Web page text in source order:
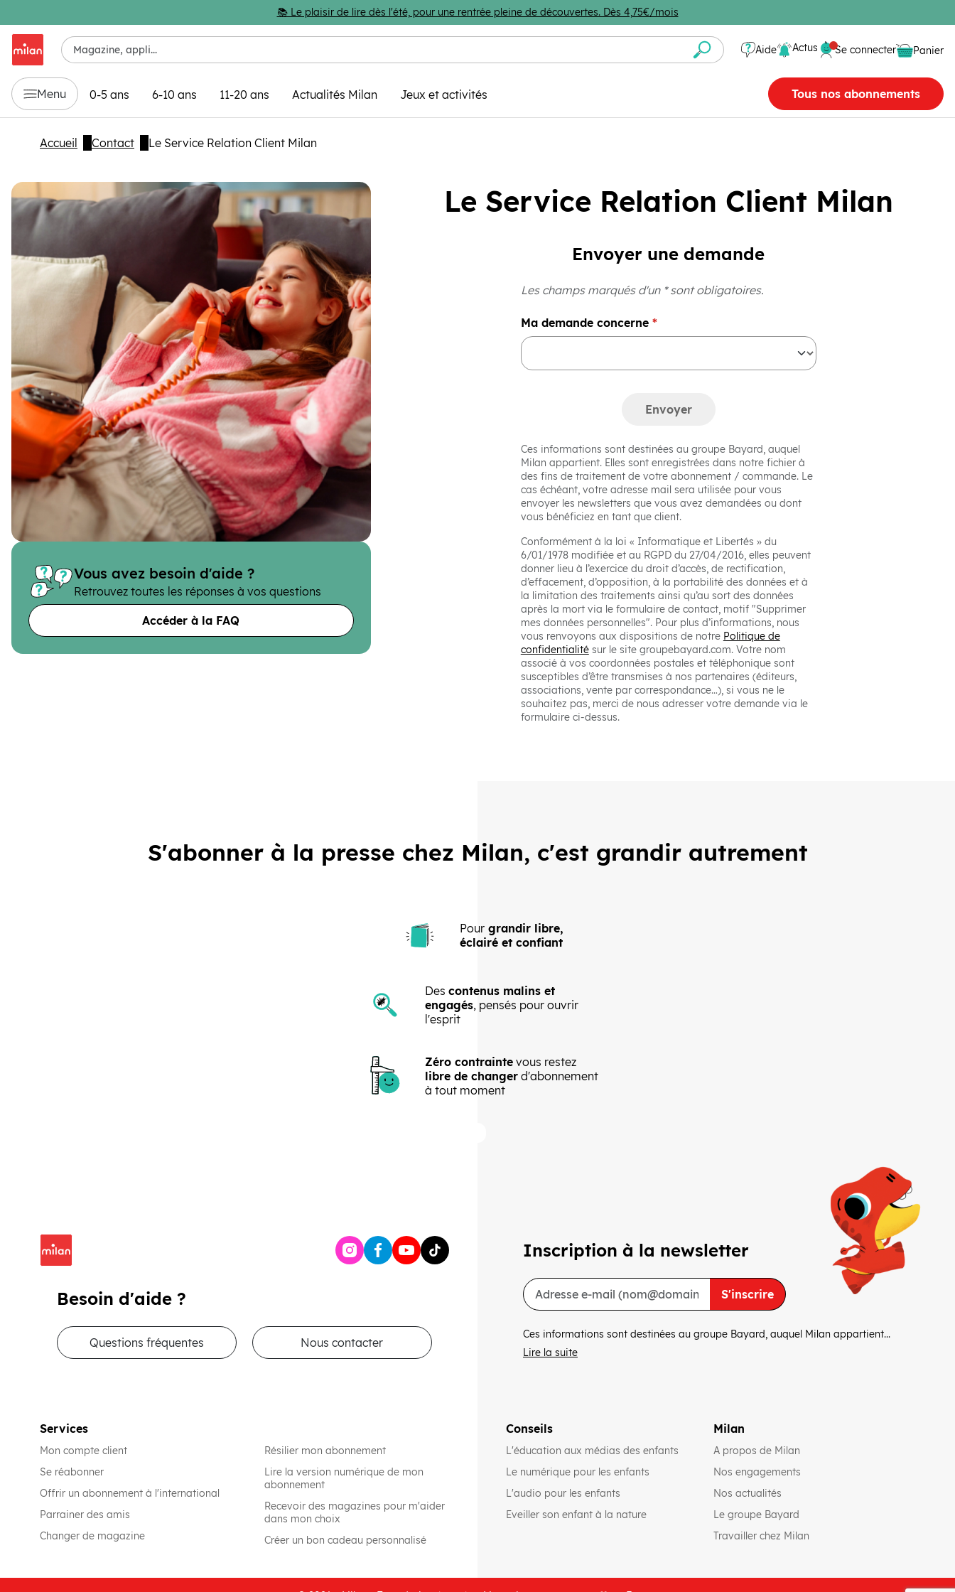
📚 Le plaisir de lire dès l'été, pour une rentrée pleine de découvertes. Dès 4,75€/mois
Aide Actus Se connecter
Se connecter Panier
Menu 0-5 ans 6-10 ans 11-20 ans Actualités Milan Jeux et activités Tous nos abonnements
Accueil Contact Le Service Relation Client Milan
Vous avez besoin d'aide ?
Retrouvez toutes les réponses à vos questions
Accéder à la FAQ
Le Service Relation Client Milan
Envoyer une demande
Les champs marqués d'un * sont obligatoires.
Ma demande concerne *obligatoire
Envoyer
Ces informations sont destinées au groupe Bayard, auquel
Milan appartient. Elles sont enregistrées dans notre fichier à
des fins de traitement de votre abonnement / commande. Le
cas échéant, votre adresse mail sera utilisée pour vous
envoyer les newsletters que vous avez demandées ou dont
vous bénéficiez en tant que client.
Conformément à la loi « Informatique et Libertés » du
6/01/1978 modifiée et au RGPD du 27/04/2016, elles peuvent
donner lieu à l’exercice du droit d’accès, de rectification,
d’effacement, d’opposition, à la portabilité des données et à
la limitation des traitements ainsi qu’au sort des données
après la mort via le formulaire de contact, motif "Supprimer
mes données personnelles". Pour plus d’informations, nous
vous renvoyons aux dispositions de notre Politique de
confidentialitésur le site groupebayard.com. Votre nom
associé à vos coordonnées postales et téléphonique sont
susceptibles d’être transmises à nos partenaires (éditeurs,
associations, vente par correspondance…), si vous ne le
souhaitez pas, merci de nous adresser votre demande via le
formulaire ci-dessus.
S'abonner à la presse chez Milan, c'est grandir autrement
Pour grandir libre,
éclairé et confiant
Des contenus malins et
engagés, pensés pour ouvrir
l'esprit
Zéro contrainte vous restez
libre de changer d'abonnement
à tout moment
Besoin d'aide ?
Questions fréquentes Nous contacter
Inscription à la newsletter
S'inscrire
Ces informations sont destinées au groupe Bayard, auquel Milan appartient...
Lire la suite
Services
Mon compte client
Se réabonner
Offrir un abonnement à l'international
Parrainer des amis
Changer de magazine
Résilier mon abonnement
Lire la version numérique de mon
abonnement
Recevoir des magazines pour m'aider
dans mon choix
Créer un bon cadeau personnalisé
Conseils
L'éducation aux médias des enfants
(ouvre une nouvelle fenêtre)
Le numérique pour les enfants
(ouvre une nouvelle fenêtre)
L'audio pour les enfants
Eveiller son enfant à la nature
(ouvre une nouvelle fenêtre)
Milan
A propos de Milan
Nos engagements
Nos actualités
Le groupe Bayard
Travailler chez Milan